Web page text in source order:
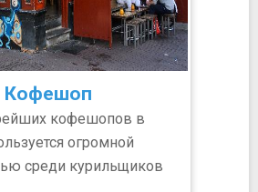
Кофешоп
кофешопов в
огромной
среди курильщиков